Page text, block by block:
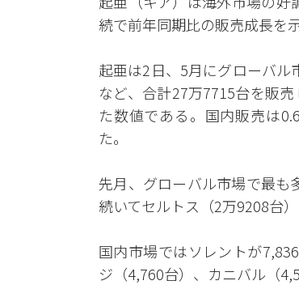
続で前年同期比の販売成長を
起亜は2日、5月にグローバ
など、合計27万7715台を販
た数値である。国内販売は
た。
先月、グローバル市場で最も
続いてセルトス（2万9208台
国内市場ではソレントが
ジ（4,760台）、カニバル（